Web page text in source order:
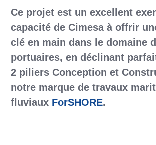
Ce projet est un excellent
capacité de Cimesa à offrir
clé en main dans le domaine
portuaires, en déclinant
2 piliers Conception et
notre marque de travaux
fluviaux ForSHORE.